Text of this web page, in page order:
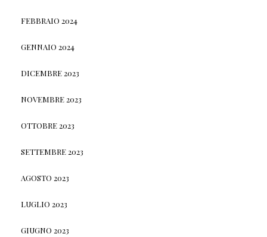
FEBBRAIO 2024
GENNAIO 2024
DICEMBRE 2023
NOVEMBRE 2023
OTTOBRE 2023
SETTEMBRE 2023
AGOSTO 2023
LUGLIO 2023
GIUGNO 2023